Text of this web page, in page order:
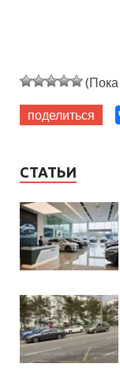
(Пока
поделиться
СТАТЬИ